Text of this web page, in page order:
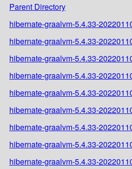
Parent Directory
hibernate-graalvm-5.4.33-
hibernate-graalvm-5.4.33-
hibernate-graalvm-5.4.33-
hibernate-graalvm-5.4.33-
hibernate-graalvm-5.4.33-
hibernate-graalvm-5.4.33-
hibernate-graalvm-5.4.33-
hibernate-graalvm-5.4.33-
hibernate-graalvm-5.4.33-